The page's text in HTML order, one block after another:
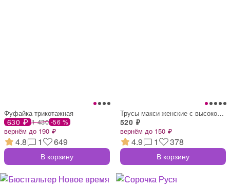
Фуфайка трикотажная
630 ₽ 1 430 -56 %
вернём до 190 ₽
4.8 1 649
В корзину
Трусы макси женские с высокой посадкой
520 ₽
вернём до 150 ₽
4.9 1 378
В корзину